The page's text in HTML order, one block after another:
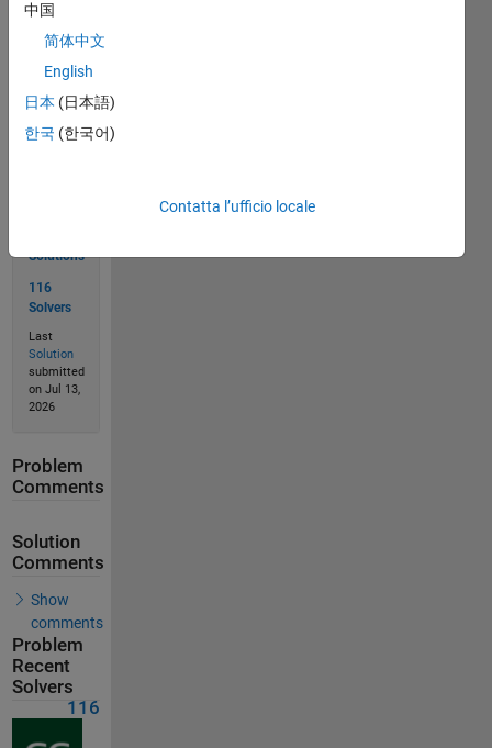
Solve
Solutions
116
Solvers
Last
Solution
submitted
on Jul 13,
2026
Problem
Comments
Solution
Comments
Show
comments
Problem
Recent
Solvers
116
中国
简体中文
English
日本 (日本語)
한국 (한국어)
Contatta l’ufficio locale